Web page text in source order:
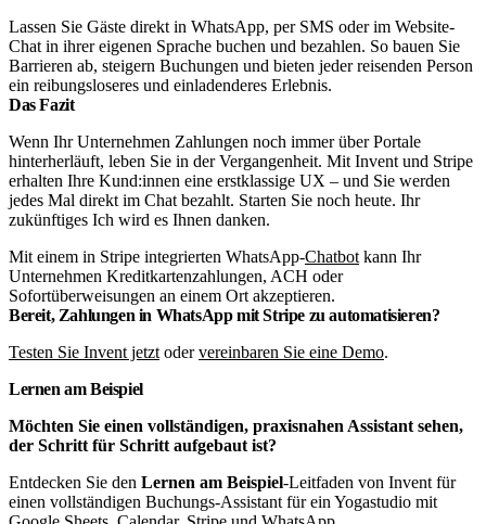
Lassen Sie Gäste direkt in WhatsApp, per SMS oder im Website-
Chat in ihrer eigenen Sprache buchen und bezahlen. So bauen Sie
Barrieren ab, steigern Buchungen und bieten jeder reisenden Person
ein reibungsloseres und einladenderes Erlebnis.
Das Fazit
Wenn Ihr Unternehmen Zahlungen noch immer über Portale
hinterherläuft, leben Sie in der Vergangenheit. Mit Invent und Stripe
erhalten Ihre Kund:innen eine erstklassige UX – und Sie werden
jedes Mal direkt im Chat bezahlt. Starten Sie noch heute. Ihr
zukünftiges Ich wird es Ihnen danken.
Mit einem in Stripe integrierten WhatsApp-Chatbot kann Ihr
Unternehmen Kreditkartenzahlungen, ACH oder
Sofortüberweisungen an einem Ort akzeptieren.
Bereit, Zahlungen in WhatsApp mit Stripe zu automatisieren?
Testen Sie Invent jetzt odervereinbaren Sie eine Demo.
Lernen am Beispiel
Möchten Sie einen vollständigen, praxisnahen Assistant sehen,
der Schritt für Schritt aufgebaut ist?
Entdecken Sie den Lernen am Beispiel-Leitfaden von Invent für
einen vollständigen Buchungs-Assistant für ein Yogastudio mit